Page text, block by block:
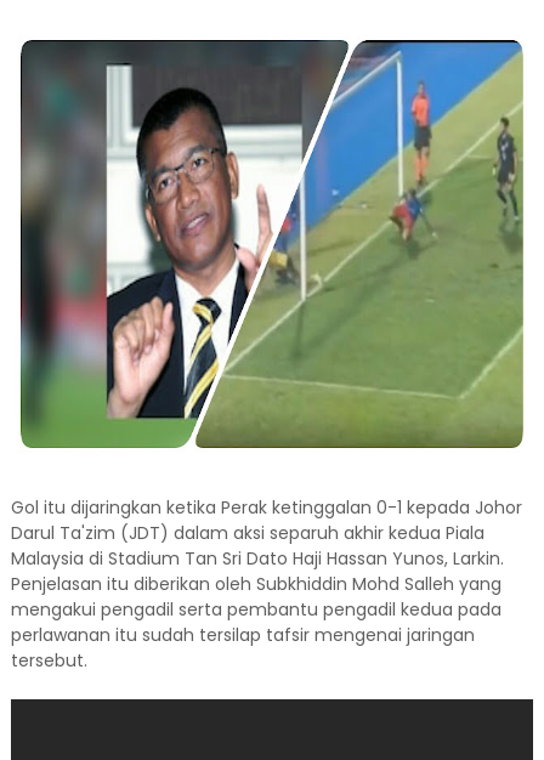
Gol itu dijaringkan ketika Perak ketinggalan 0-1 kepada Johor
Darul Ta'zim (JDT) dalam aksi separuh akhir kedua Piala
Malaysia di Stadium Tan Sri Dato Haji Hassan Yunos, Larkin.
Penjelasan itu diberikan oleh Subkhiddin Mohd Salleh yang
mengakui pengadil serta pembantu pengadil kedua pada
perlawanan itu sudah tersilap tafsir mengenai jaringan
tersebut.